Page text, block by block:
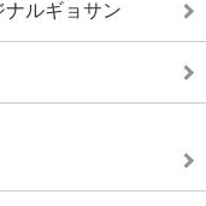
ルギョサン